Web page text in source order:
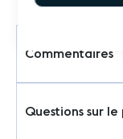
Commentaires
Questions sur